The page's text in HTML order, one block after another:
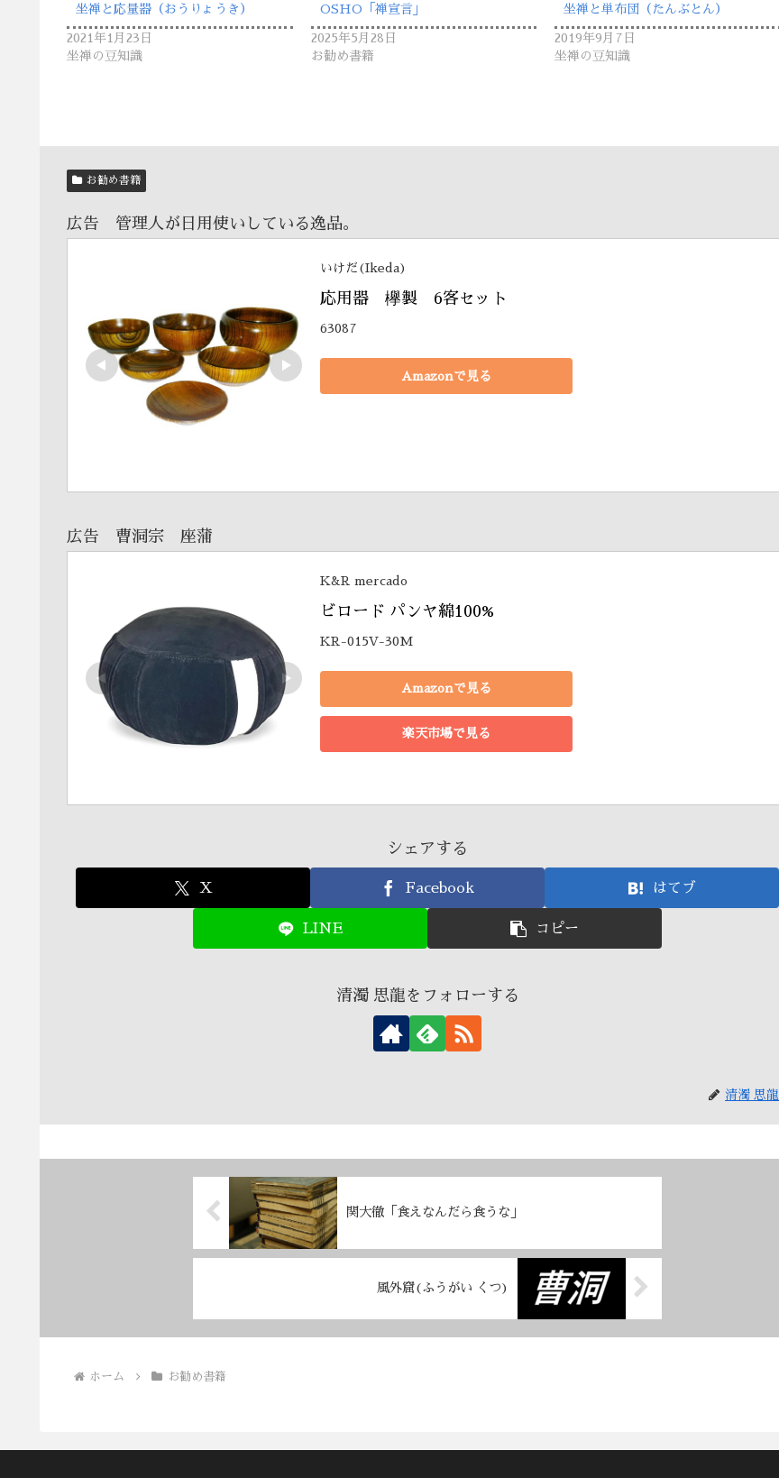
坐禅と応量器（おうりょうき）
2021年1月23日
坐禅の豆知識
OSHO「禅宣言」
2025年5月28日
お勧め書籍
坐禅と単布団（たんぶとん）
2019年9月7日
坐禅の豆知識
お勧め書籍
広告 管理人が日用使いしている逸品。
いけだ(Ikeda)
応用器　欅製　6客セット
63087
Amazonで見る
広告 曹洞宗 座蒲
K&R mercado
ビロード パンヤ綿100%
KR-015V-30M
Amazonで見る
楽天市場で見る
シェアする
X Facebook はてブ
LINE コピー
清濁 思龍をフォローする
清濁 思龍
関大徹「食えなんだら食うな」
風外窟(ふうがい くつ)
ホーム お勧め書籍